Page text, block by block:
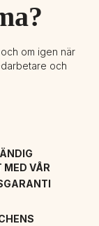
om igen när
och
MED VÅR